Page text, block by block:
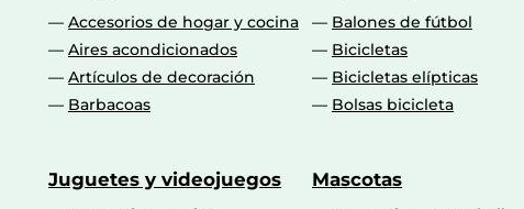
Accesorios de hogar y cocina
Aires acondicionados
Artículos de decoración
Barbacoas
Balones de fútbol
Bicicletas
Bicicletas elípticas
Bolsas bicicleta
Juguetes y videojuegos Mascotas